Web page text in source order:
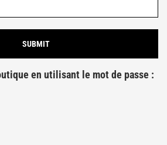
en utilisant le mot de passe :